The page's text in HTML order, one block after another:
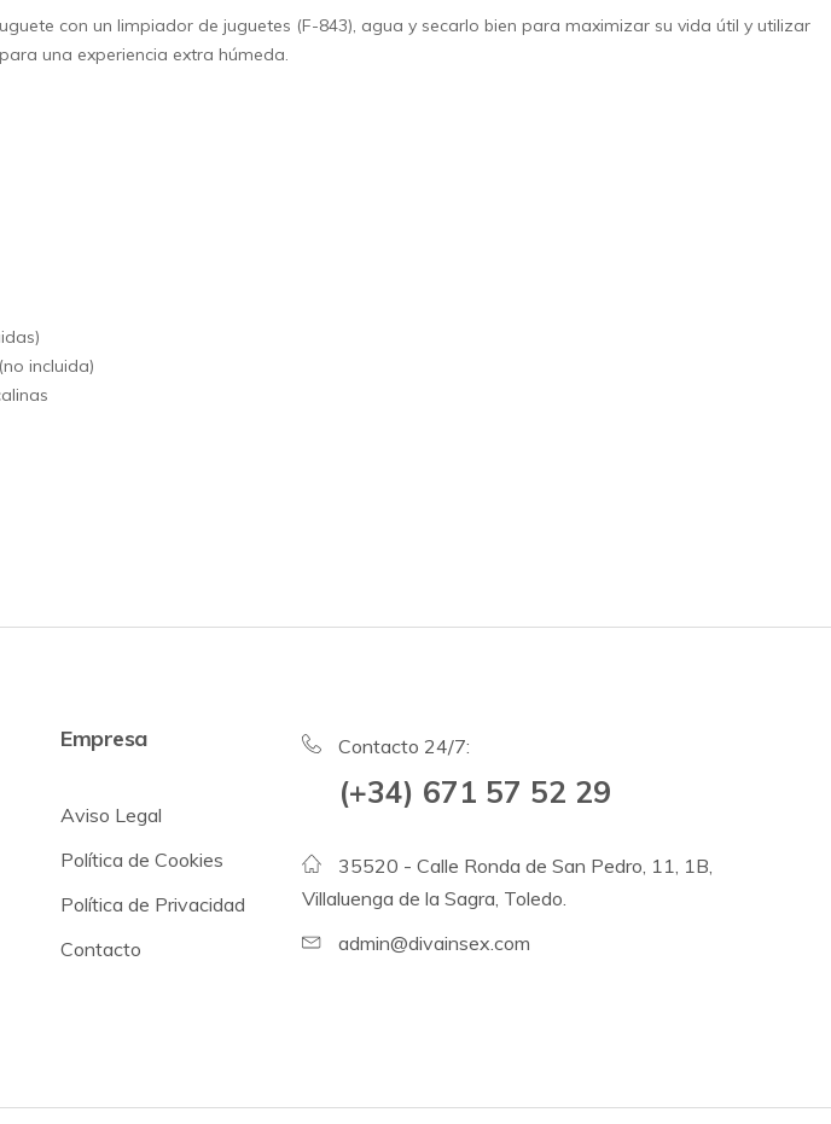
con un limpiador de juguetes (F-843), agua y secarlo bien para maximizar su vida útil y utilizar
una experiencia extra húmeda.
incluida)
Empresa
Aviso Legal
Política de Cookies
Política de Privacidad
Contacto
Contacto 24/7:
(+34) 671 57 52 29
35520 - Calle Ronda de San Pedro, 11, 1B,
Villaluenga de la Sagra, Toledo.
admin@divainsex.com